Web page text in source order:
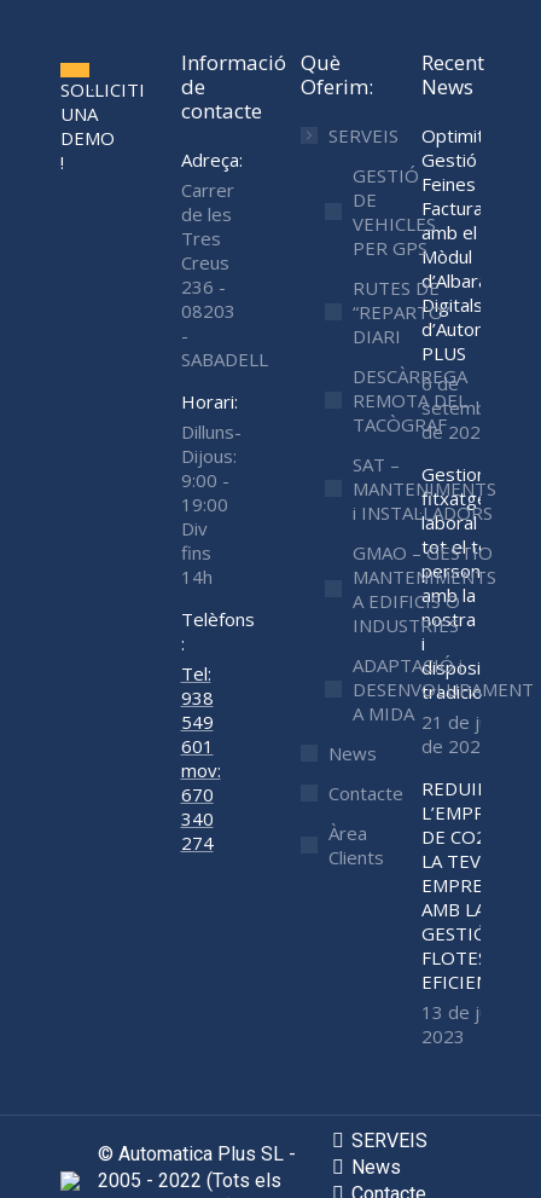
SOL·LICITI
UNA
DEMO
!
Informació
de
contacte
Adreça:
Carrer
de les
Tres
Creus
236 -
08203
-
SABADELL
Horari:
Dilluns-
Dijous:
9:00 -
19:00
Div
fins
14h
Telèfons
:
Tel:
938
549
601
mov:
670
340
274
Què
Oferim:
SERVEIS
GESTIÓ
DE
VEHICLES
PER GPS
RUTES DE
“REPARTO”
DIARI
DESCÀRREGA
REMOTA DEL
TACÒGRAF
SAT –
MANTENIMENTS
i INSTAL·LADORS
GMAO – GESTIO
MANTENIMENTS
A EDIFICIS O
INDUSTRIES
ADAPTACIÓ i
DESENVOLUPAMENT
A MIDA
News
Contacte
Àrea
Clients
Recent
News
Optimitza la
Gestió de
Feines i
Facturació
amb el Nou
Mòdul
d’Albarans
Digitals
d’Automatica
PLUS
6 de
setembre
de 2023
Gestiona el
fitxatge
laboral de
tot el teu
personal
amb la
nostra APP
i
dispositius
tradicionals
21 de juny
de 2023
REDUIR
L’EMPREMTA
DE CO2 DE
LA TEVA
EMPRESA
AMB LA
GESTIÓ DE
FLOTES
EFICIENT
13 de juny de
2023
© Automatica Plus SL -
2005 - 2022 (Tots els
SERVEIS
News